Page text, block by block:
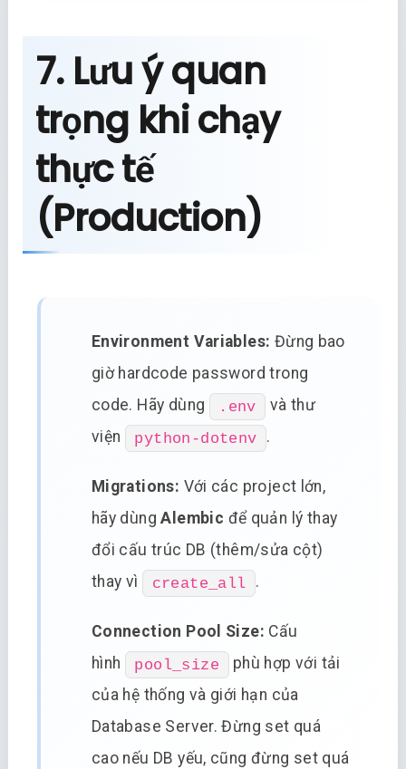
7. Lưu ý quan
trọng khi chạy
thực tế
(Production)
Environment Variables: Đừng bao
giờ hardcode password trong
code. Hãy dùng
.env
và thư
viện
python-dotenv .
Migrations: Với các project lớn,
hãy dùng Alembic để quản lý thay
đổi cấu trúc DB (thêm/sửa cột)
thay vì
create_all .
Connection Pool Size: Cấu
hình
pool_size
phù hợp với tải
của hệ thống và giới hạn của
Database Server. Đừng set quá
cao nếu DB yếu, cũng đừng set quá